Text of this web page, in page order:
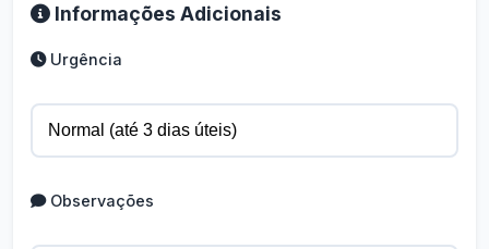
Informações Adicionais
Urgência
Observações